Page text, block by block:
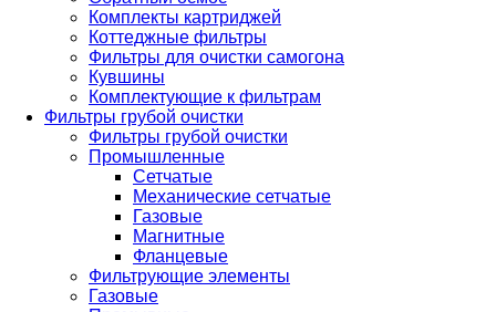
Комплекты картриджей
Коттеджные фильтры
Фильтры для очистки самогона
Кувшины
Комплектующие к фильтрам
Фильтры грубой очистки
Фильтры грубой очистки
Промышленные
Сетчатые
Механические сетчатые
Газовые
Магнитные
Фланцевые
Фильтрующие элементы
Газовые